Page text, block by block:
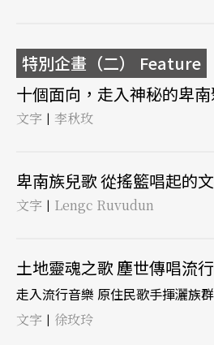
特別企畫（二） Feature
十個面向，走入神秘的卑
文字 | 李秋玫
卑南族兒歌 從搖籃唱起的
文字 | Lengc Ruvudun
土地靈魂之歌 塵世傳唱流
走入流行音樂 原住民歌手揮灑族
文字 | 徐玫玲